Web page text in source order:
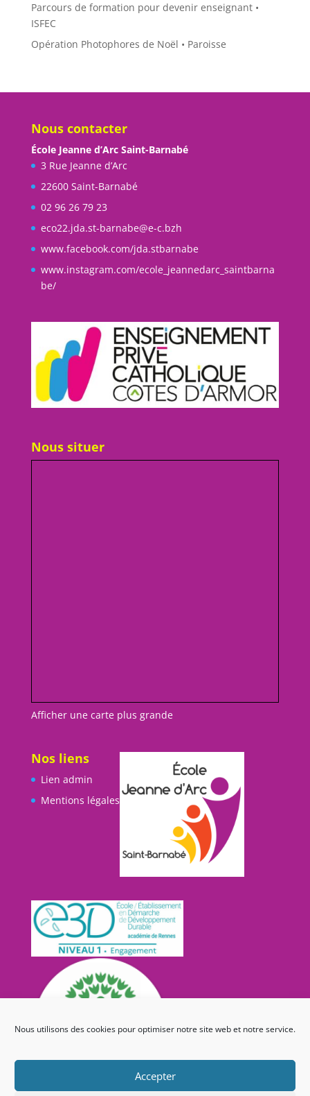
Nous utilisons des cookies pour optimiser notre site web et notre service.
Accepter
Parcours de formation pour devenir enseignant •
ISFEC
Opération Photophores de Noël • Paroisse
Nous contacter
École Jeanne d’Arc Saint-Barnabé
3 Rue Jeanne d’Arc
22600 Saint-Barnabé
02 96 26 79 23
eco22.jda.st-barnabe@e-c.bzh
www.facebook.com/jda.stbarnabe
www.instagram.com/ecole_jeannedarc_saintbarna
be/
Nous situer
Afficher une carte plus grande
Nos liens
Lien admin
Mentions légales